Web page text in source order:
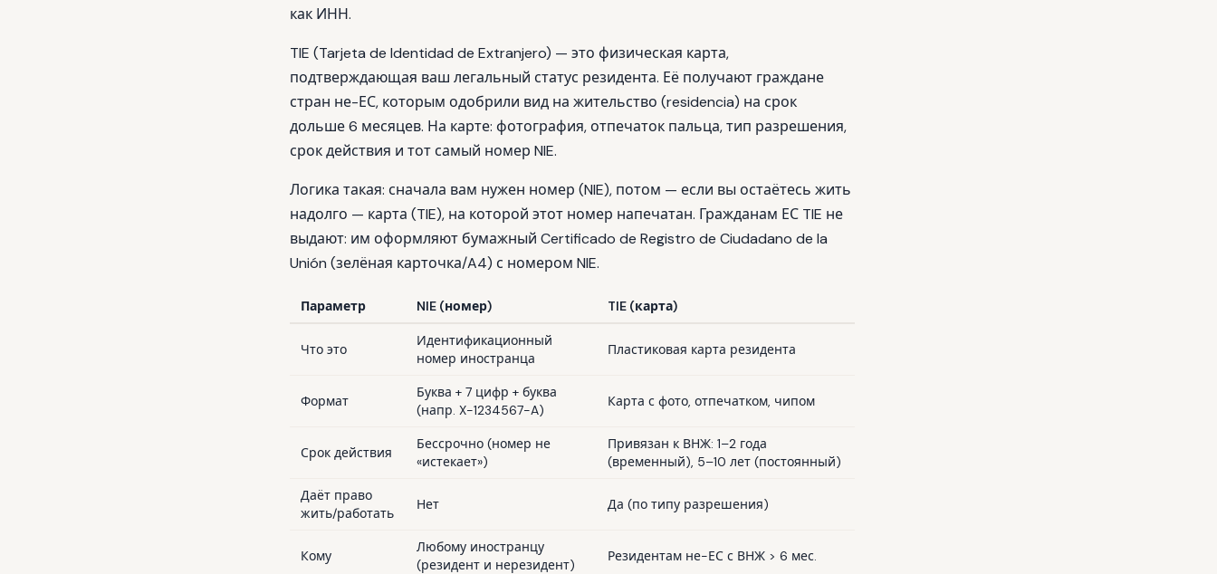
как ИНН.
TIE (Tarjeta de Identidad de Extranjero) — это физическая карта,
подтверждающая ваш легальный статус резидента. Её получают граждане
стран не-ЕС, которым одобрили вид на жительство (residencia) на срок
дольше 6 месяцев. На карте: фотография, отпечаток пальца, тип разрешения,
срок действия и тот самый номер NIE.
Логика такая: сначала вам нужен номер (NIE), потом — если вы остаётесь жить
надолго — карта (TIE), на которой этот номер напечатан. Гражданам ЕС TIE не
выдают: им оформляют бумажный Certificado de Registro de Ciudadano de la
Unión (зелёная карточка/A4) с номером NIE.
Параметр NIE (номер) TIE (карта)
Что это
Идентификационный
номер иностранца
Пластиковая карта резидента
Формат
Буква + 7 цифр + буква
(напр. X-1234567-A)
Карта с фото, отпечатком, чипом
Срок действия
Бессрочно (номер не
«истекает»)
Привязан к ВНЖ: 1–2 года
(временный), 5–10 лет (постоянный)
Даёт право
жить/работать
Нет Да (по типу разрешения)
Кому
Любому иностранцу
(резидент и нерезидент)
Резидентам не-ЕС с ВНЖ > 6 мес.